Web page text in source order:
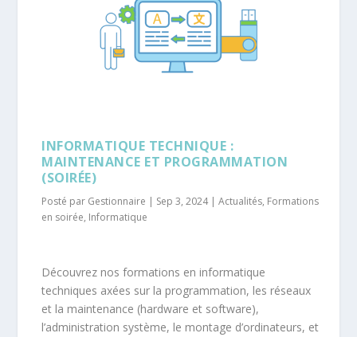
INFORMATIQUE TECHNIQUE :
MAINTENANCE ET PROGRAMMATION
(SOIRÉE)
Posté par Gestionnaire | Sep 3, 2024|Actualités, Formations
en soirée, Informatique
Découvrez nos formations en informatique
techniques axées sur la programmation, les réseaux
et la maintenance (hardware et software),
l’administration système, le montage d’ordinateurs, et